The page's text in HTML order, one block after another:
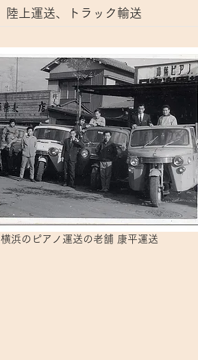
陸上運送、トラック輸送
横浜のピアノ運送の老舗 康平運送